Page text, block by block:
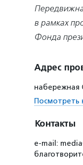
в рамках
Фонда
Адрес
набережная
Посмотреть
Контакты
e-mail: